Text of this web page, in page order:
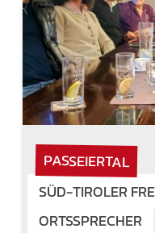
PASSEIERTAL
SÜD-TIROLER
ORTSSPRECHER